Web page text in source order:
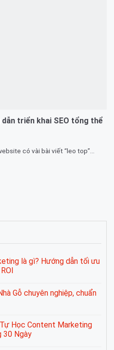
triển khai SEO tổng thể
có vài bài viết “leo top”...
là gì? Hướng dẫn tối ưu
Gỗ chuyên nghiệp, chuẩn
Học Content Marketing
30 Ngày